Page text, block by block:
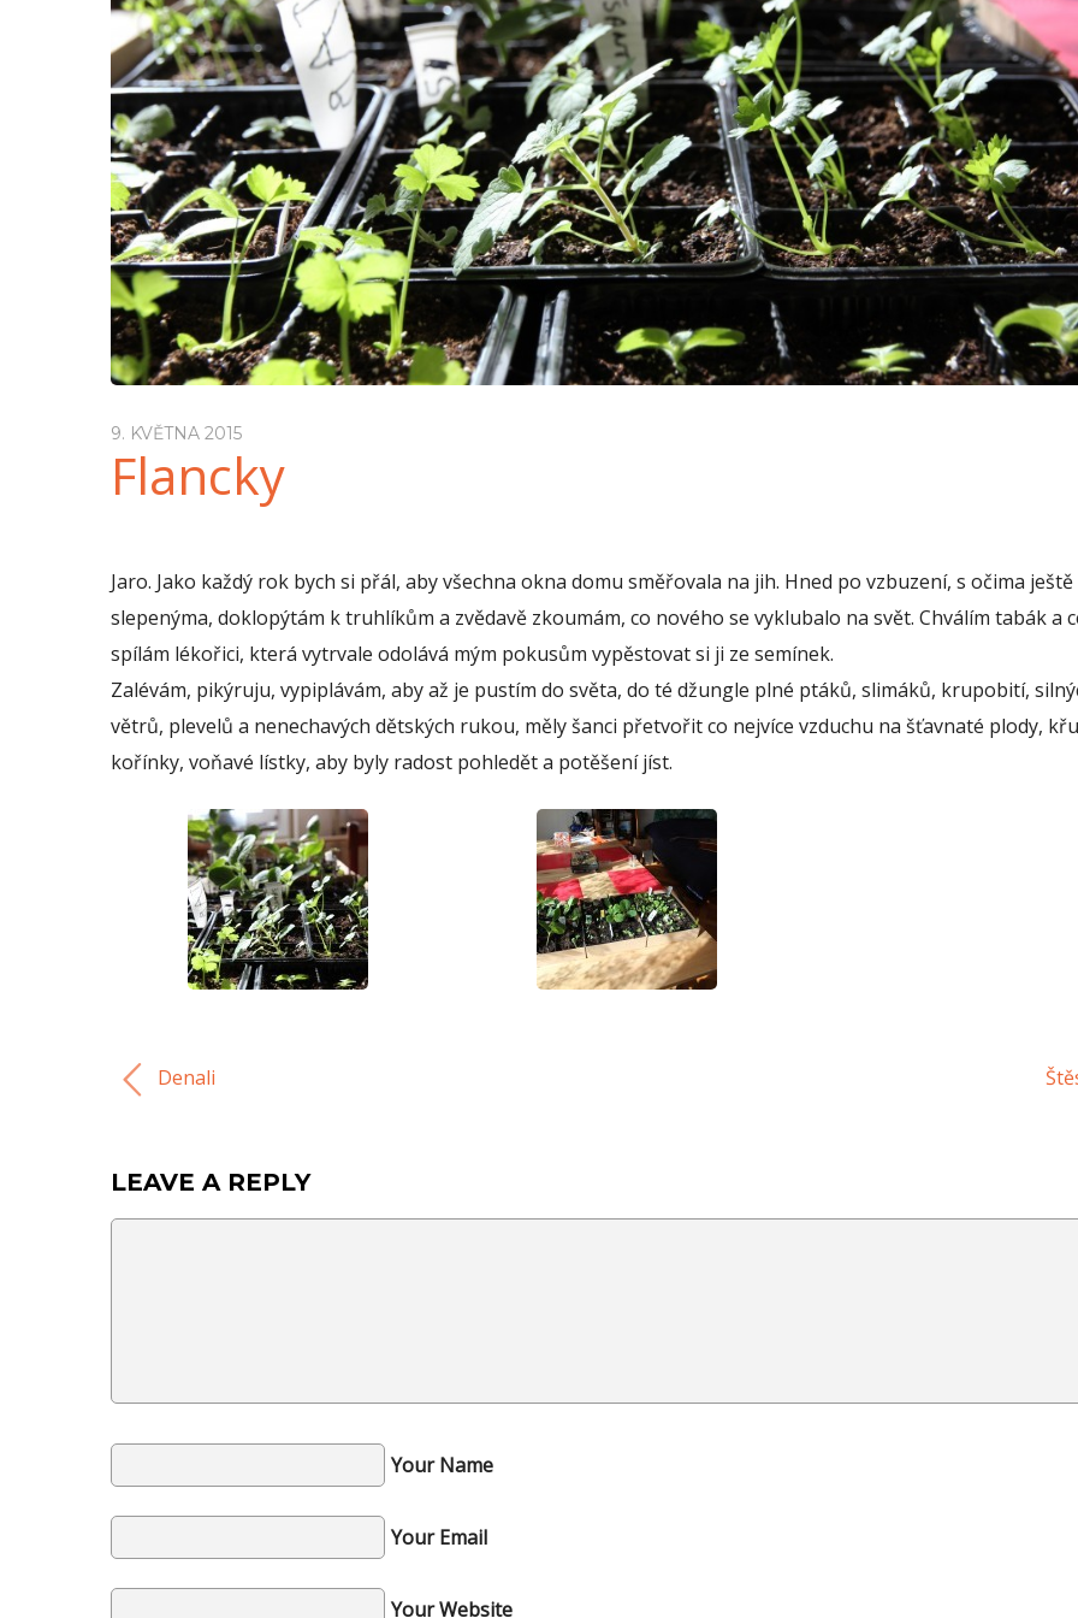
9. KVĚTNA 2015
Flancky
Jaro. Jako každý rok bych si přál, aby všechna okna domu směřovala na jih. Hned po vzbuzení, s očima ještě
slepenýma, doklopýtám k truhlíkům a zvědavě zkoumám, co nového se vyklubalo na svět. Chválím tabák a
spílám lékořici, která vytrvale odolává mým pokusům vypěstovat si ji ze semínek.
Zalévám, pikýruju, vypiplávám, aby až je pustím do světa, do té džungle plné ptáků, slimáků, krupobití,
větrů, plevelů a nenechavých dětských rukou, měly šanci přetvořit co nejvíce vzduchu na šťavnaté plody,
kořínky, voňavé lístky, aby byly radost pohledět a potěšení jíst.
Denali
LEAVE A REPLY
Your Name
Your Email
Your Website